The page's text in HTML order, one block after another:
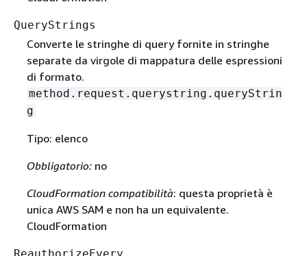
QueryStrings
Converte le stringhe di query fornite in stringhe
separate da virgole di mappatura delle espressioni
di formato.
method.request.querystring.queryStrin
g
Tipo: elenco
Obbligatorio:no
CloudFormation compatibilità: questa proprietà è
unica AWS SAM e non ha un equivalente.
CloudFormation